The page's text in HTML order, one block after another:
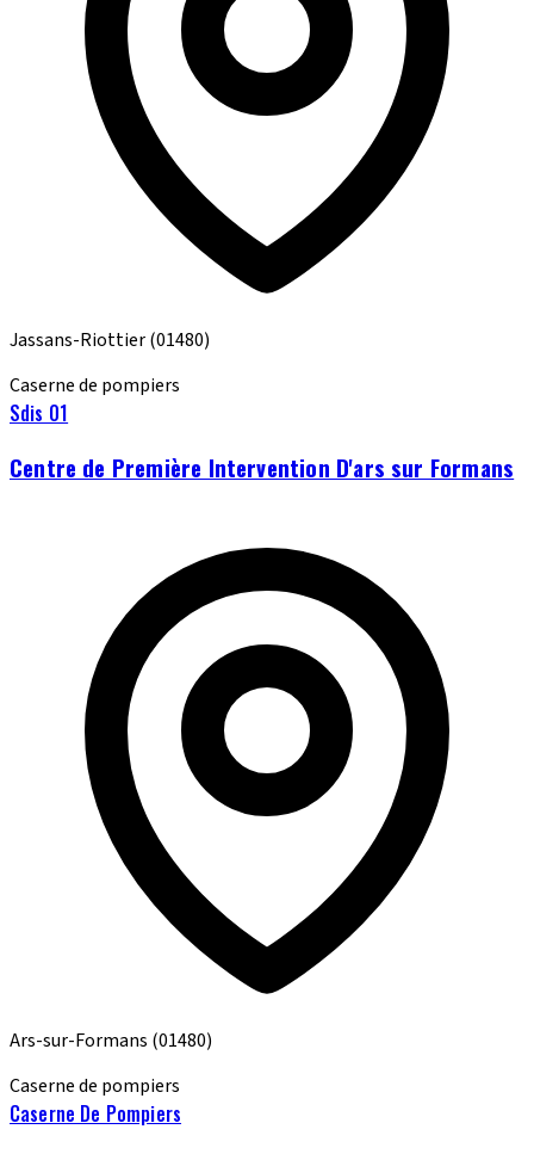
Jassans-Riottier(01480)
Caserne de pompiers
Sdis 01
Centre de Première Intervention D'ars sur Formans
Ars-sur-Formans (01480)
Caserne de pompiers
Caserne De Pompiers